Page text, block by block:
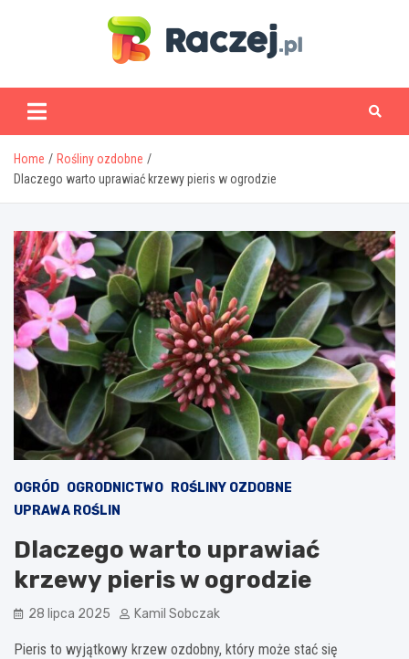
www.raczej.pl
Home
Rośliny ozdobne
Dlaczego warto uprawiać krzewy pieris w ogrodzie
OGRÓD OGRODNICTWO
ROŚLINY OZDOBNE
UPRAWA ROŚLIN
Dlaczego warto uprawiać
krzewy pieris w ogrodzie
28 lipca 2025 Kamil Sobczak
Pieris to wyjątkowy krzew ozdobny, który może stać się